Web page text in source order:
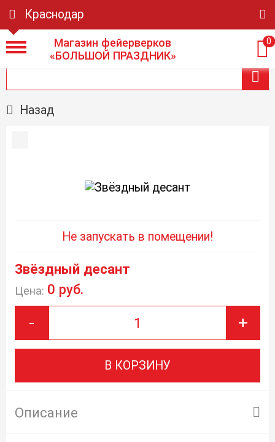
Краснодар
Магазин фейерверков
«БОЛЬШОЙ ПРАЗДНИК»
0
Назад
Не запускать в помещении!
Звёздный десант
Цена: 0 руб.
- +
В КОРЗИНУ
Описание